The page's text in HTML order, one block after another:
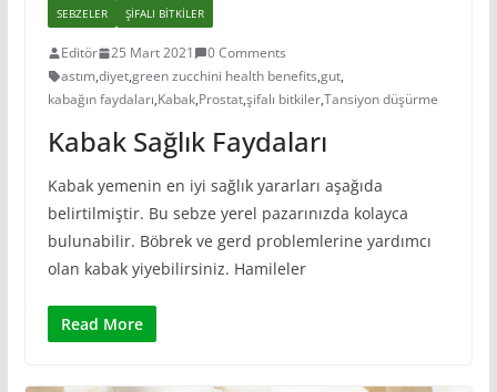
SEBZELER ŞIFALI BITKILER
Editör 25 Mart 2021
0 Comments
astım,diyet,green zucchini health benefits,gut,
kabağın faydaları,Kabak,Prostat,şifalı bitkiler,Tansiyon düşürme
Kabak Sağlık Faydaları
Kabak yemenin en iyi sağlık yararları aşağıda
belirtilmiştir. Bu sebze yerel pazarınızda kolayca
bulunabilir. Böbrek ve gerd problemlerine yardımcı
olan kabak yiyebilirsiniz. Hamileler
Read More